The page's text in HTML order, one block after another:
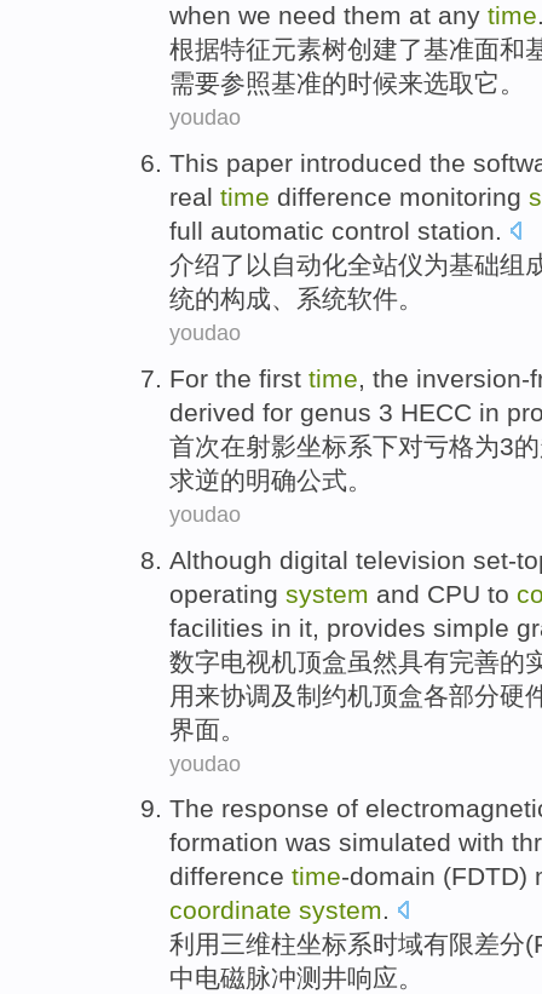
when we need them at any time
根据特征元素树创建了基准面和
需要参照基准的时候来选取它。
youdao
This paper introduced the
real time difference monitoring
full automatic control station.
介绍了 以自动化全站仪为基础组
统的构成、系统软件。
youdao
For the first time, the inversion-
derived for genus 3 HECC in
首次在射影坐标系下对亏格为3
求逆的明确公式。
youdao
Although digital television set-
operating system and CPU to
facilities in it, provides simple
数字电视机顶盒虽然具有完善的
用来协调 及制约机顶盒各部分硬
界面。
youdao
The response of
formation was simulated with
difference time-domain (FDTD)
coordinate system.
利用三维柱坐标系时域有限差分(
中电磁脉冲测井响应。